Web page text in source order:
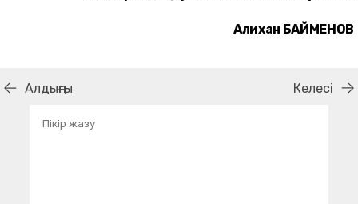
Алихан БАЙМЕНОВ
Алдыңғы Келесі